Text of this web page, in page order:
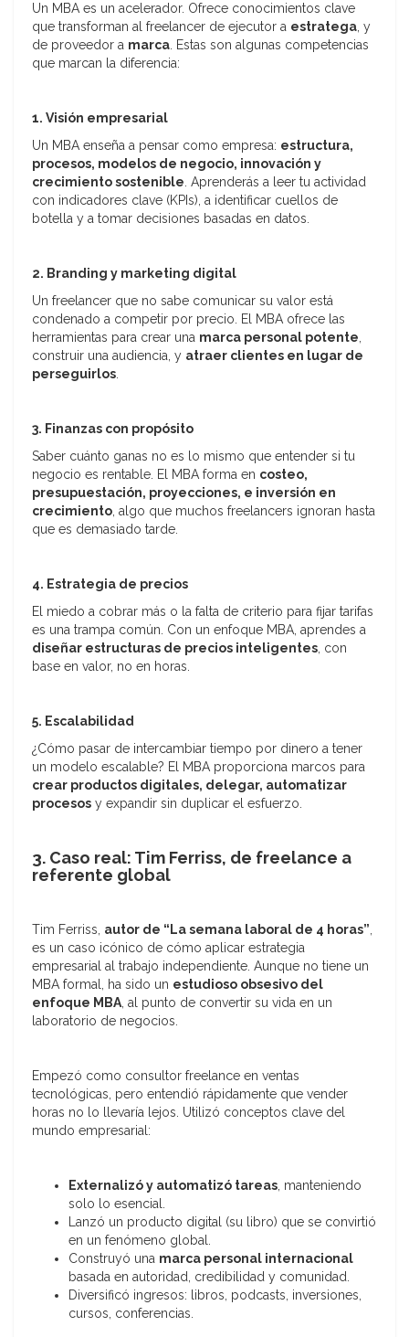
Un MBA es un acelerador. Ofrece conocimientos clave
que transforman al freelancer de ejecutor a estratega, y
de proveedor a marca. Estas son algunas competencias
que marcan la diferencia:
1. Visión empresarial
Un MBA enseña a pensar como empresa: estructura,
procesos, modelos de negocio, innovación y
crecimiento sostenible. Aprenderás a leer tu actividad
con indicadores clave (KPIs), a identificar cuellos de
botella y a tomar decisiones basadas en datos.
2. Branding y marketing digital
Un freelancer que no sabe comunicar su valor está
condenado a competir por precio. El MBA ofrece las
herramientas para crear una marca personal potente,
construir una audiencia, y atraer clientes en lugar de
perseguirlos.
3. Finanzas con propósito
Saber cuánto ganas no es lo mismo que entender si tu
negocio es rentable. El MBA forma en costeo,
presupuestación, proyecciones, e inversión en
crecimiento, algo que muchos freelancers ignoran hasta
que es demasiado tarde.
4. Estrategia de precios
El miedo a cobrar más o la falta de criterio para fijar tarifas
es una trampa común. Con un enfoque MBA, aprendes a
diseñar estructuras de precios inteligentes, con
base en valor, no en horas.
5. Escalabilidad
¿Cómo pasar de intercambiar tiempo por dinero a tener
un modelo escalable? El MBA proporciona marcos para
crear productos digitales, delegar, automatizar
procesos y expandir sin duplicar el esfuerzo.
3. Caso real: Tim Ferriss, de freelance a
referente global
Tim Ferriss, autor de “La semana laboral de 4 horas”,
es un caso icónico de cómo aplicar estrategia
empresarial al trabajo independiente. Aunque no tiene un
MBA formal, ha sido un estudioso obsesivo del
enfoque MBA, al punto de convertir su vida en un
laboratorio de negocios.
Empezó como consultor freelance en ventas
tecnológicas, pero entendió rápidamente que vender
horas no lo llevaría lejos. Utilizó conceptos clave del
mundo empresarial:
Externalizó y automatizó tareas, manteniendo
solo lo esencial.
Lanzó un producto digital (su libro) que se convirtió
en un fenómeno global.
Construyó una marca personal internacional
basada en autoridad, credibilidad y comunidad.
Diversificó ingresos: libros, podcasts, inversiones,
cursos, conferencias.